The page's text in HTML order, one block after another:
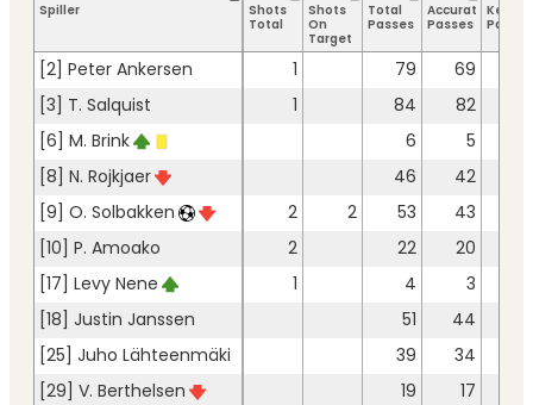
Spiller
Shots
Total
Shots
On
Target
Total
Passes
Accurate
Passes
Key
Passes
[2] Peter Ankersen 1 79 69
[3] T. Salquist
1 84
82
[6] M. Brink
6
5
[8] N. Rojkjaer
46 42
[9] O. Solbakken
2 2 53 43
[10] P. Amoako
2 22 20
[17] Levy Nene
1 4
3
[18] Justin Janssen
51 44
[25] Juho Lähteenmäki
39 34
[29] V. Berthelsen
19 17